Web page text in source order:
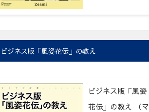
ビジネス版「風姿花伝」の教え
ビジネス版「風姿
花伝」の教え （マ